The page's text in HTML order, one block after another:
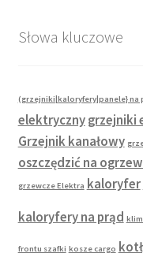
Słowa kluczowe
(grzejniki|kaloryfery|panele} na
elektryczny grzejniki
Grzejnik kanałowy
oszczędzić na
grzewcze Elektra kaloryfer
kaloryfery na prąd
frontu szafki kosze cargo